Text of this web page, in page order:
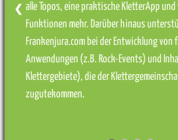
alle Topos, eine praktische KletterApp und
Funktionen mehr. Darüber hinaus
Frankenjura.com bei der Entwicklung von
Anwendungen (z.B. Rock-Events) und
Klettergebiete), die der
zugutekommen.
❮